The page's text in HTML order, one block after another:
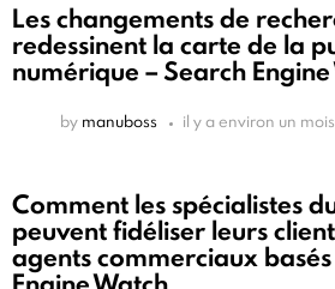
Les changements de
redessinent la carte de la
numérique – Search
by manuboss il y a environ un mois
Comment les spécialistes
peuvent fidéliser leurs
agents commerciaux